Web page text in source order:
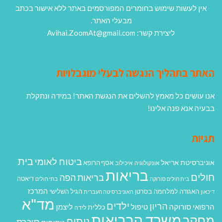
אין לעשות שימוש בחומרים המפורסמים באתר ללא אישור בכתב
מבעלי האתר.
ליצירת קשר: Avihai.ZoomAt@gmail.com
האתר בתהליך הנגשה לבעלי מוגבלויות
אנו עושים כל מאמץ להשלים את הנגשת האתר! במידה ונתקלת
בבעיה אנא פנה אלינו!
תגיות
אוניברסיטת אריאל אונקולוגיה איכילוב אסף הרופא ביטוח לאומיבית
חולים בית חולים סורוקה בריאותבריאות הפה בתי חולים דיאטה
דיכאון האגודה למלחמה בסרטן האוניברסיטה העברית הגיל השלישי המרכז
הרפואי סורוקה הריון טיפול ילדים כללית לידה ליצמן מד"א